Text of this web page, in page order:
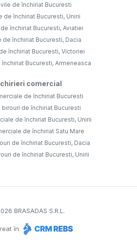
de închiriat Bucuresti
de închiriat Bucuresti, Unirii
închiriat Bucuresti, Aviatiei
de închiriat Bucuresti, Dacia
închiriat Bucuresti, Victoriei
Bucuresti, Armeneasca
comercial
de închiriat Bucuresti
birouri de închiriat Bucuresti
de închiriat Bucuresti, Unirii
de închiriat Satu Mare
de închiriat Bucuresti, Dacia
de închiriat Bucuresti, Unirii
BRASADAS S.R.L.
în